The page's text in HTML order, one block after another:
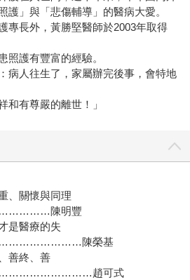
護」與「悲傷輔導」的醫病大愛。
專長外，黃勝堅醫師於2003年取得
照護有豐富的經驗。
病人往生了，家屬辦完後事，會特地
和有尊嚴的離世！」
、關懷與同理
陳明豐
是醫療的失
陳榮基
善終、善
趙可式